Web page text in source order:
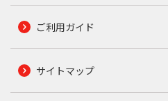
ご利用ガイド
サイトマップ